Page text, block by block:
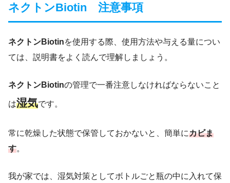
ネクトンBiotin 注意事項
ネクトンBiotinを使用する際、使用方法や与える量につい
ては、説明書をよく読んで理解しましょう。
ネクトンBiotinの管理で一番注意しなければならないこと
は湿気です。
常に乾燥した状態で保管しておかないと、簡単にカビま
す。
我が家では、湿気対策としてボトルごと瓶の中に入れて保